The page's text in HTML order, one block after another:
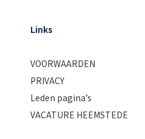
Links
VOORWAARDEN
PRIVACY
Leden pagina’s
VACATURE HEEMSTEDE